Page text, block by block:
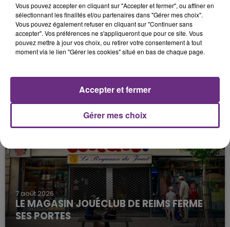
LA CENTRALE NUCLÉAIRE DE CHOOZ
TOUJOURS À L'ARRÊT
nucléaire ardennaise est à l'arrêt. Une situation
justifiée par la sécheresse intense qui est toujours
7 août 2026
LE MAGASIN JOUÉCLUB DE REIMS FERME
SES PORTES
Vous pouvez accepter en cliquant sur "Accepter et fermer", ou affiner en
sélectionnant les finalités et/ou partenaires dans "Gérer mes choix".
Vous pouvez également refuser en cliquant sur "Continuer sans
accepter". Vos préférences ne s'appliqueront que pour ce site. Vous
pouvez mettre à jour vos choix, ou retirer votre consentement à tout
moment via le lien "Gérer les cookies" situé en bas de chaque page.
Gérer mes choix
Accepter et fermer